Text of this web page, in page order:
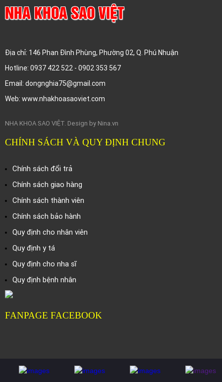
NHA KHOA SAO VIỆT
Địa chỉ: 146 Phan Đình Phùng, Phường 02, Q. Phú Nhuận
Hotline: 0937 422 522 - 0902 353 567
Email: dongnghia75@gmail.com
Web: www.nhakhoasaoviet.com
NHA KHOA SAO VIỆT. Design by Nina.vn
CHÍNH SÁCH VÀ QUY ĐỊNH CHUNG
Chính sách đổi trả
Chính sách giao hàng
Chính sách thành viên
Chính sách bảo hành
Quy định cho nhân viên
Quy định y tá
Quy định cho nha sĩ
Quy định bệnh nhân
FANPAGE FACEBOOK